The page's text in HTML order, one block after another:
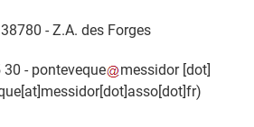
38780 - Z.A. des Forges
- ponteveque messidor[dot]